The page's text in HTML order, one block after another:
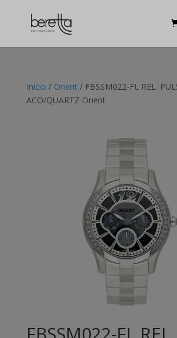
Início / Orient / FBSSM022-FL REL.
ACO/QUARTZ Orient